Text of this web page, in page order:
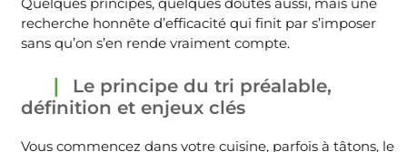
recherche honnête d’efficacité qui finit par s’imposer
sans qu’on s’en rende vraiment compte.
Le principe du tri préalable,
définition et enjeux clés
Vous commencez dans votre cuisine, parfois à tâtons, le